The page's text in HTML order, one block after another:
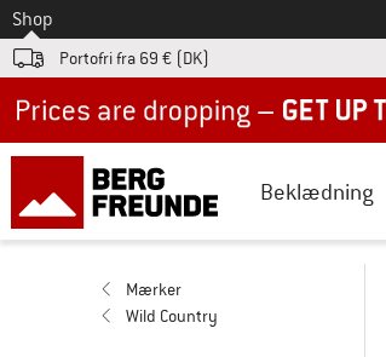
Til
Shop
Portofri fra 69 € (DK)
Beklædning
Mærker
Wild Country